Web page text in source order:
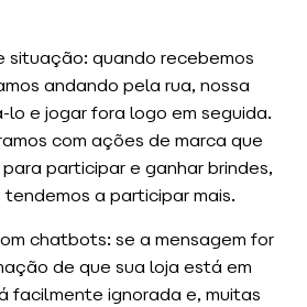
situação: quando recebemos
andando pela rua, nossa
lo e jogar fora logo em seguida.
com ações de marca que
participar e ganhar brindes,
a participar mais.
chatbots: se a mensagem for
de que sua loja está em
facilmente ignorada e, muitas